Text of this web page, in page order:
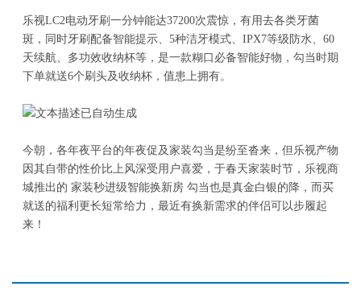
乐视LC2电动牙刷一分钟能达37200次震惊，有用去各类牙菌
斑，同时牙刷配备智能提示、5种洁牙模式、IPX7等级防水、60
天续航、多功效收纳杯等，是一款糊口必备智能好物，勾当时期
下单就送6个刷头及收纳杯，值患上拥有。
今朝，各年夜平台的年夜促及家装勾当是纷至沓来，但乐视产物
因其自带的性价比上风深受用户喜爱，于春天家装时节，乐视商
城推出的 家装秒进级智能换新房 勾当也是真金白银的降，而买
就送的福利更长短常给力，最近有换新需求的伴侣可以步履起
来！